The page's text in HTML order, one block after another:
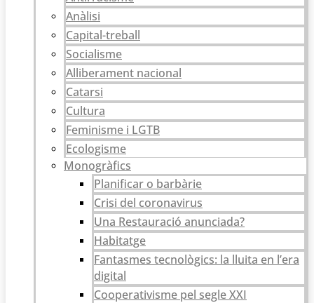
Anàlisi
Capital-treball
Socialisme
Alliberament nacional
Catarsi
Cultura
Feminisme i LGTB
Ecologisme
Monogràfics
Planificar o barbàrie
Crisi del coronavirus
Una Restauració anunciada?
Habitatge
Fantasmes tecnològics: la lluita en l’era
digital
Cooperativisme pel segle XXI